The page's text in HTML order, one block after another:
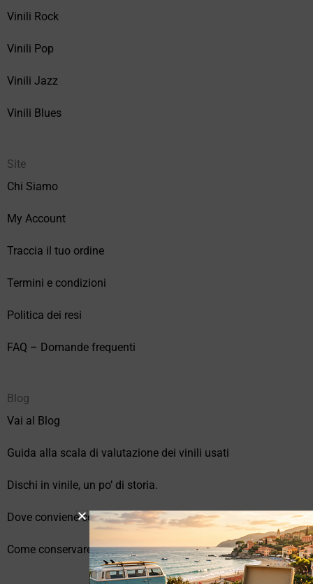
Vinili Rock
Vinili Pop
Vinili Jazz
Vinili Blues
Site
Chi Siamo
My Account
Traccia il tuo ordine
Termini e condizioni
Politica dei resi
FAQ – Domande frequenti
Blog
Vai al Blog
Guida alla scala di valutazione dei vinili usati
Dischi in vinile, un po’ di storia.
Dove conviene comprare vinili online?
Come conservare correttamente i vinili usati